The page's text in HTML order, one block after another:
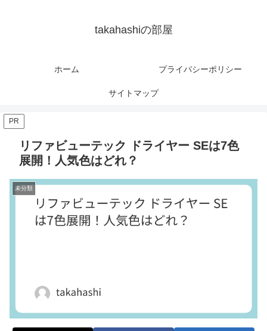
takahashiの部屋
ホーム プライバシーポリシー
サイトマップ
PR
リファビューテック ドライヤー SEは7色
展開！人気色はどれ？
未分類